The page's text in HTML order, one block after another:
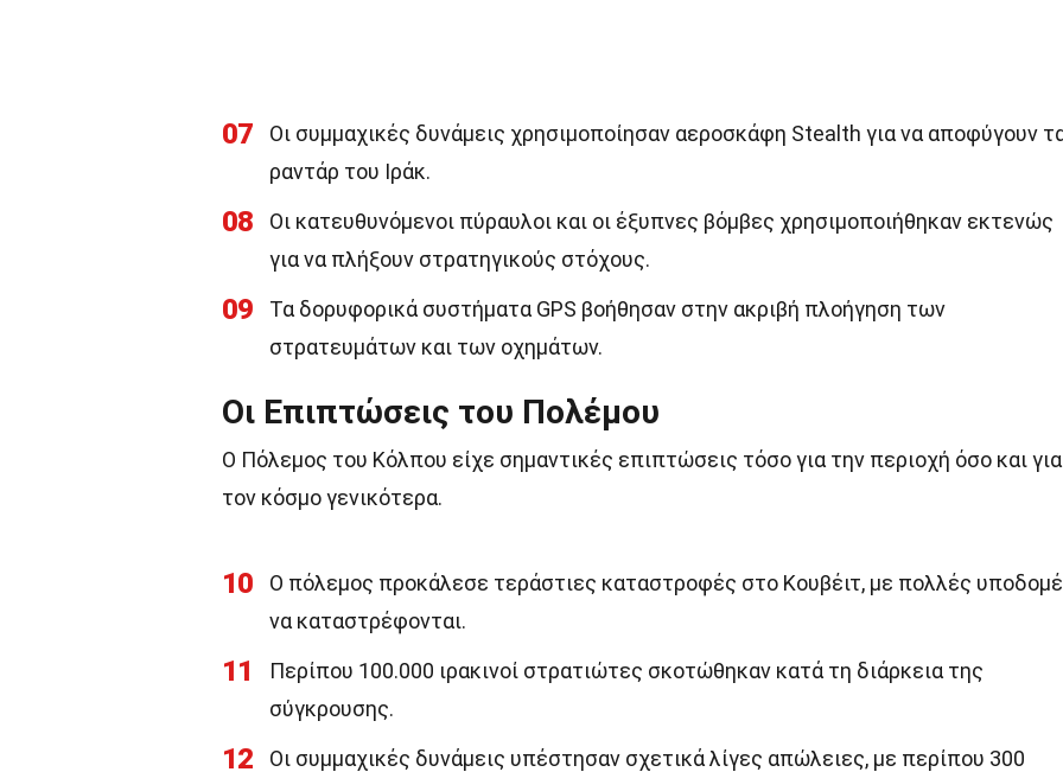
07
Οι συμμαχικές δυνάμεις χρησιμοποίησαν αεροσκάφη Stealth για να αποφύγουν
ραντάρ του Ιράκ.
08
Οι κατευθυνόμενοι πύραυλοι και οι έξυπνες βόμβες χρησιμοποιήθηκαν εκτενώς
για να πλήξουν στρατηγικούς στόχους.
09
Τα δορυφορικά συστήματα GPS βοήθησαν στην ακριβή πλοήγηση των
στρατευμάτων και των οχημάτων.
Οι Επιπτώσεις του Πολέμου
Ο Πόλεμος του Κόλπου είχε σημαντικές επιπτώσεις τόσο για την περιοχή όσο και για
τον κόσμο γενικότερα.
10
Ο πόλεμος προκάλεσε τεράστιες καταστροφές στο Κουβέιτ, με πολλές
να καταστρέφονται.
11
Περίπου 100.000 ιρακινοί στρατιώτες σκοτώθηκαν κατά τη διάρκεια της
σύγκρουσης.
12
Οι συμμαχικές δυνάμεις υπέστησαν σχετικά λίγες απώλειες, με περίπου 300